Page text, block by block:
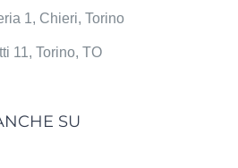
1, Chieri, Torino
11, Torino, TO
SU